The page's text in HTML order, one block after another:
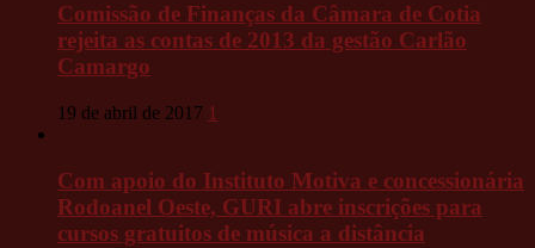
Comissão de Finanças da Câmara de Cotia
rejeita as contas de 2013 da gestão Carlão
Camargo
19 de abril de 2017 1
Com apoio do Instituto Motiva e concessionária
Rodoanel Oeste, GURI abre inscrições para
cursos gratuitos de música a distância